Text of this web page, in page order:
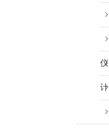
仪
计